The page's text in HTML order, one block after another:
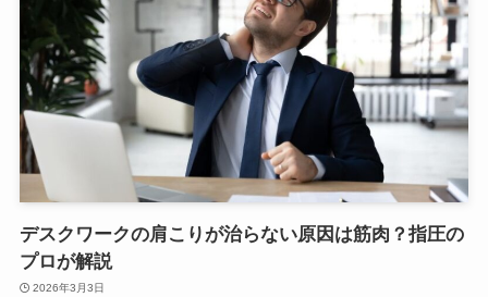
デスクワークの肩こりが治らない原因は筋肉？指圧の
プロが解説
2026年3月3日